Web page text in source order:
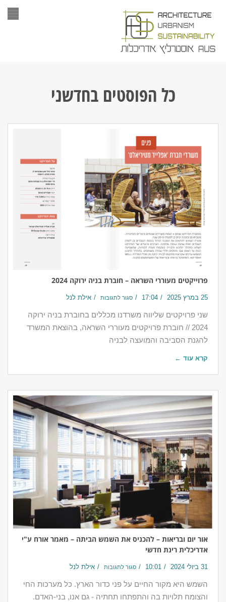
כל הפוסטים בחדשני
פרוייקטים מעוררי השראה – חוברת בניה ירוקה 2024
25 במרץ 2025 17:04 סגור לתגובות אילת לנל
שני פרויקטים שליווה משרדנו מכללים בחוברת בניה ירוקה
2024 // חוברת פרויקטים מעוררי השראה, בהוצאת המשרד
להגנת הסביבה והמועצה לבניה
קרא עוד ←
אור יום ובריאות – להכניס את השמש הביתה – מאמר אורח ע"י
אדריכלית רינת חדשי
31 ביולי 2024 10:01 סגור לתגובות אילת לנל
השמש היא מקור החיים על פני כדור הארץ. כל מערכות החי
והצומח תלויות בה והתפתחו תחתיה - גם אנו, בני-האדם.